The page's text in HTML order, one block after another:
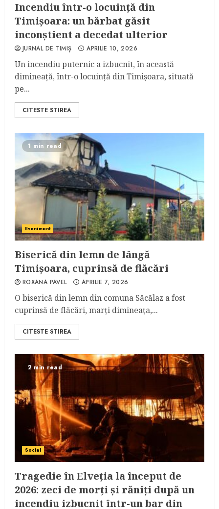
Incendiu într-o locuință din
Timișoara: un bărbat găsit
inconștient a decedat ulterior
JURNAL DE TIMIȘ APRILIE 10, 2026
Un incendiu puternic a izbucnit, în această
dimineață, într-o locuință din Timișoara, situată
pe...
CITESTE STIREA
1 min read
Eveniment
Biserică din lemn de lângă
Timişoara, cuprinsă de flăcări
ROXANA PAVEL APRILIE 7, 2026
O biserică din lemn din comuna Săcălaz a fost
cuprinsă de flăcări, marţi dimineaţa,...
CITESTE STIREA
2 min read
Social
Tragedie în Elveția la început de
2026: zeci de morți și răniți după un
incendiu izbucnit într-un bar din